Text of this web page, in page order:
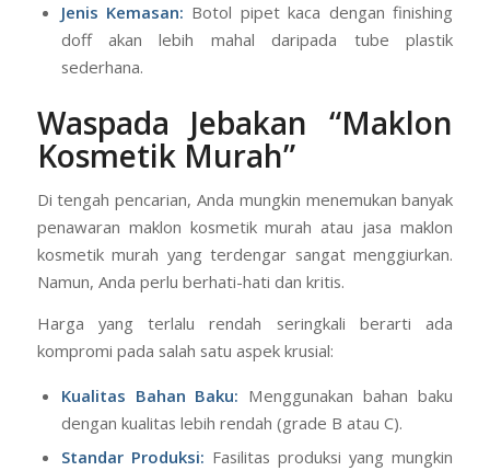
Jenis Kemasan: Botol pipet kaca dengan finishing
doff akan lebih mahal daripada tube plastik
sederhana.
Waspada Jebakan “Maklon
Kosmetik Murah”
Di tengah pencarian, Anda mungkin menemukan banyak
penawaran maklon kosmetik murah atau jasa maklon
kosmetik murah yang terdengar sangat menggiurkan.
Namun, Anda perlu berhati-hati dan kritis.
Harga yang terlalu rendah seringkali berarti ada
kompromi pada salah satu aspek krusial:
Kualitas Bahan Baku: Menggunakan bahan baku
dengan kualitas lebih rendah (grade B atau C).
Standar Produksi: Fasilitas produksi yang mungkin